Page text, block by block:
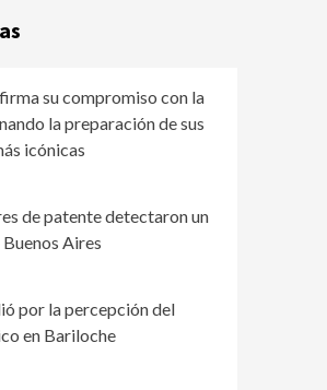
su compromiso con la
la preparación de sus
icónicas
de patente detectaron un
Aires
por la percepción del
en Bariloche